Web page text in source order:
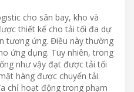
cho sân bay, kho và
thiết kế cho tải tối đa dự
tương ứng. Điều này thường
ứng dụng. Tuy nhiên, trong
như vậy đạt được tải tối
hàng được chuyển tải.
chỉ hoạt động trong phạm